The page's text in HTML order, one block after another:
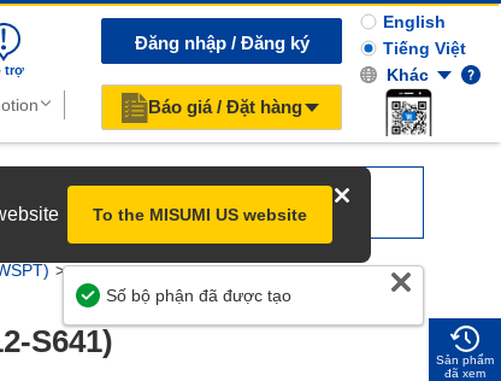
trợ
Đăng nhập / Đăng ký
Báo giá / Đặt hàng
English
Tiếng Việt
Khác
To the MISUMI US website
Giúp Chúng Tôi Cải Thiện
S641)
Sản phẩm
đã xem